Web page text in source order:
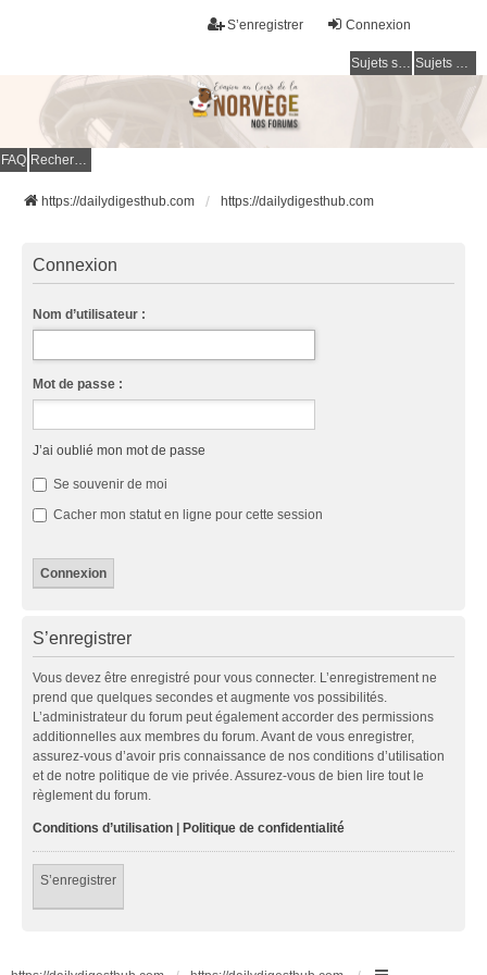
Connexion
S’enregistrer
Sujets sans réponse Sujets actifs
FAQ Rechercher
https://dailydigesthub.com https://dailydigesthub.com
Connexion
Nom d’utilisateur :
Mot de passe :
J’ai oublié mon mot de passe
Se souvenir de moi
Cacher mon statut en ligne pour cette session
S’enregistrer
Vous devez être enregistré pour vous connecter. L’enregistrement ne
prend que quelques secondes et augmente vos possibilités.
L’administrateur du forum peut également accorder des permissions
additionnelles aux membres du forum. Avant de vous enregistrer,
assurez-vous d’avoir pris connaissance de nos conditions d’utilisation
et de notre politique de vie privée. Assurez-vous de bien lire tout le
règlement du forum.
Conditions d’utilisation Politique de confidentialité
S’enregistrer